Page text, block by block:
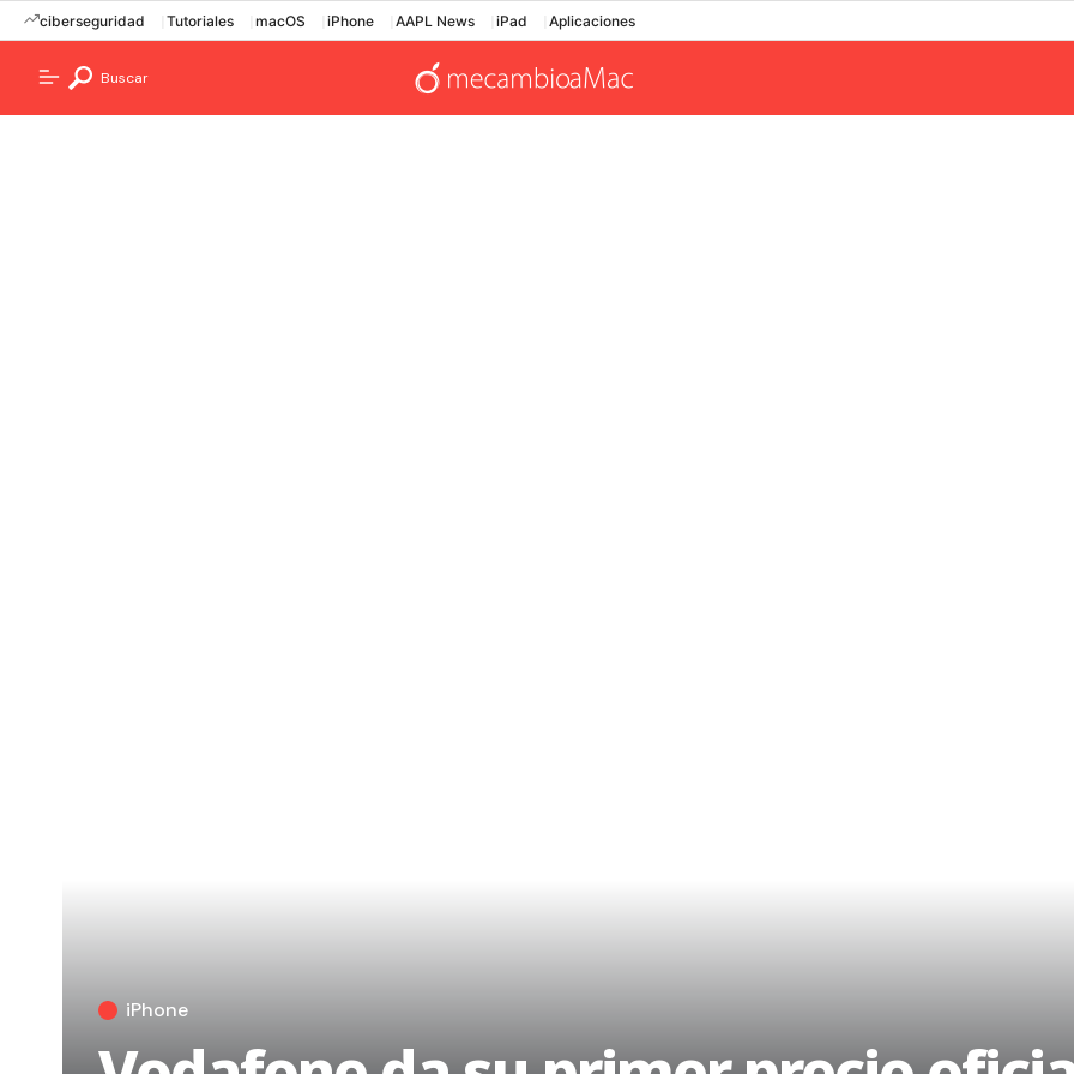
ciberseguridad Tutoriales macOS iPhone AAPL News iPad Aplicaciones
Buscar
iPhone